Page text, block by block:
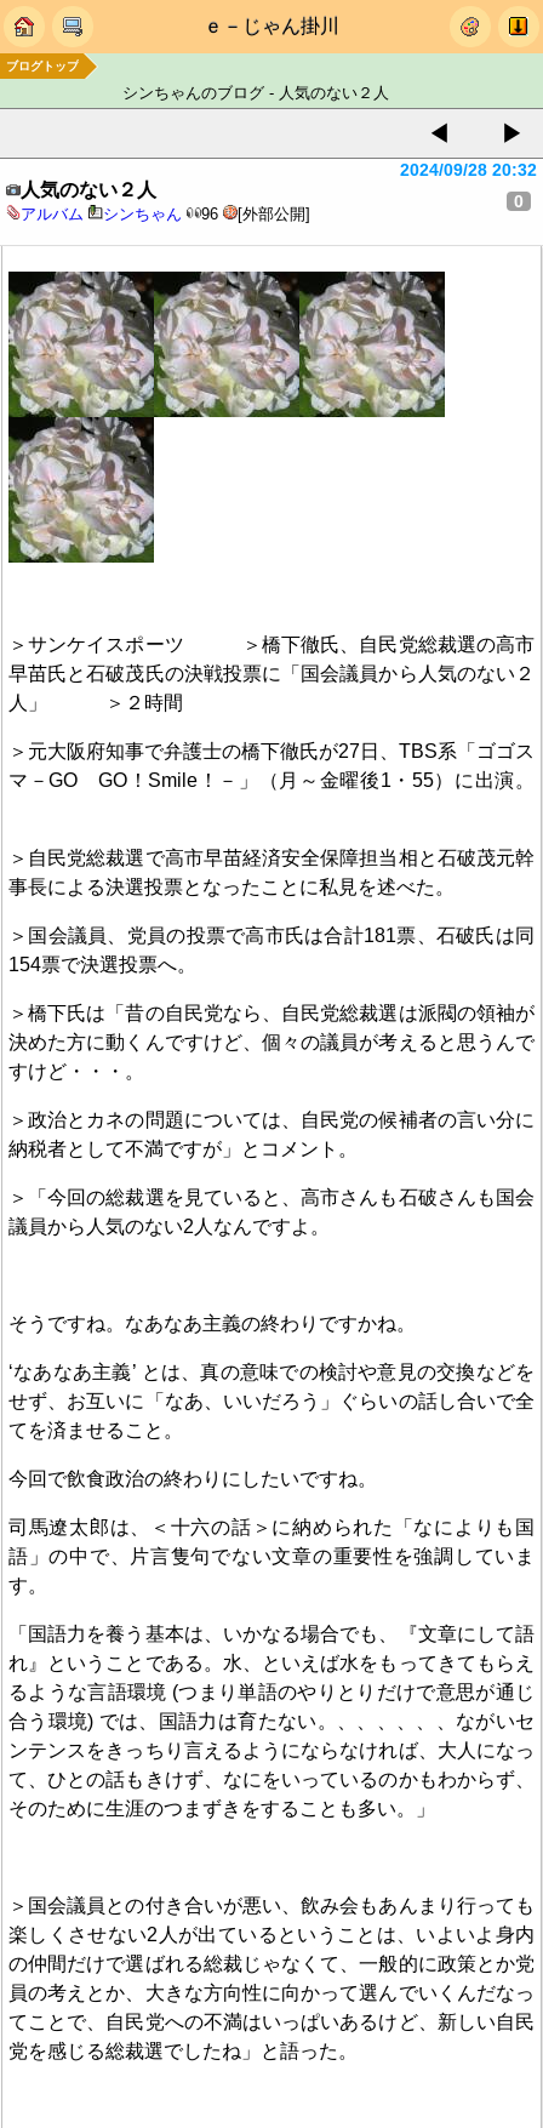
ｅ－じゃん掛川
ブログトップ
シンちゃんのブログ - 人気のない２人
◀ ▶
人気のない２人
アルバム シンちゃん 96 [外部公開]
2024/09/28 20:32
0
＞サンケイスポーツ ＞橋下徹氏、自民党総裁選の高市
早苗氏と石破茂氏の決戦投票に「国会議員から人気のない２
人」 ＞２時間
＞元大阪府知事で弁護士の橋下徹氏が27日、TBS系「ゴゴス
マ－GO GO！Smile！－」（月～金曜後1・55）に出演。
＞自民党総裁選で高市早苗経済安全保障担当相と石破茂元幹
事長による決選投票となったことに私見を述べた。
＞国会議員、党員の投票で高市氏は合計181票、石破氏は同
154票で決選投票へ。
＞橋下氏は「昔の自民党なら、自民党総裁選は派閥の領袖が
決めた方に動くんですけど、個々の議員が考えると思うんで
すけど・・・。
＞政治とカネの問題については、自民党の候補者の言い分に
納税者として不満ですが」とコメント。
＞「今回の総裁選を見ていると、高市さんも石破さんも国会
議員から人気のない2人なんですよ。
そうですね。なあなあ主義の終わりですかね。
‘なあなあ主義’ とは、真の意味での検討や意見の交換などを
せず、お互いに「なあ、いいだろう」ぐらいの話し合いで全
てを済ませること。
今回で飲食政治の終わりにしたいですね。
司馬遼太郎は、＜十六の話＞に納められた「なによりも国
語」の中で、片言隻句でない文章の重要性を強調していま
す。
「国語力を養う基本は、いかなる場合でも、『文章にして語
れ』ということである。水、といえば水をもってきてもらえ
るような言語環境 (つまり単語のやりとりだけで意思が通じ
合う環境) では、国語力は育たない。、、、、、、ながいセ
ンテンスをきっちり言えるようにならなければ、大人になっ
て、ひとの話もきけず、なにをいっているのかもわからず、
そのために生涯のつまずきをすることも多い。」
＞国会議員との付き合いが悪い、飲み会もあんまり行っても
楽しくさせない2人が出ているということは、いよいよ身内
の仲間だけで選ばれる総裁じゃなくて、一般的に政策とか党
員の考えとか、大きな方向性に向かって選んでいくんだなっ
てことで、自民党への不満はいっぱいあるけど、新しい自民
党を感じる総裁選でしたね」と語った。